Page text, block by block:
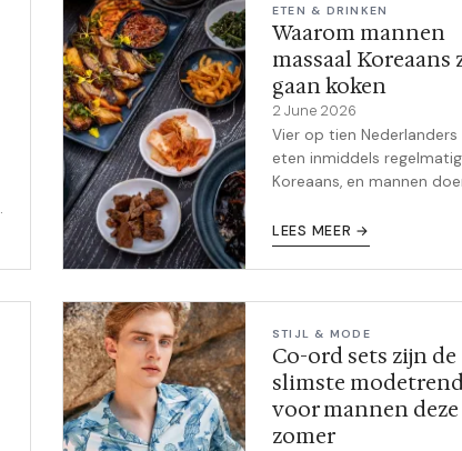
ETEN & DRINKEN
Waarom mannen
massaal Koreaans
gaan koken
2 June 2026
Vier op tien Nederlanders
eten inmiddels regelmatig
Koreaans, en mannen
reden: betaalbaar, snel
te maken, en vol stevige
smaken. Ontdek welke
gerechten je thuis moet
LEES MEER →
STIJL & MODE
Co-ord sets zijn de
slimste
voor mannen deze
zomer